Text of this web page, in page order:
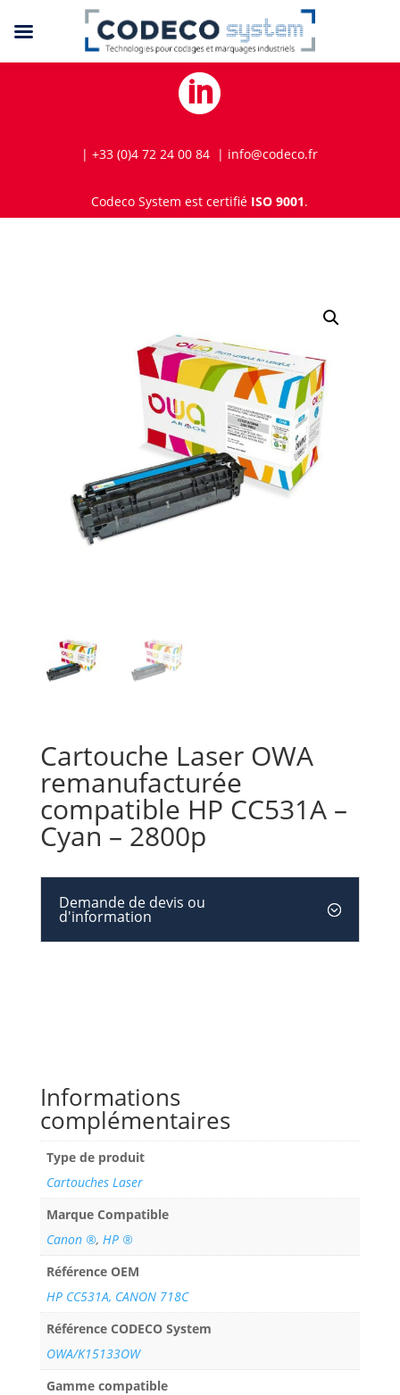

| +33 (0)4 72 24 00 84 | info@codeco.fr
Codeco System est certifié ISO 9001.
Cartouche Laser OWA
remanufacturée
compatible HP CC531A –
Cyan – 2800p
Demande de devis ou
d'information
Informations
complémentaires
Type de produit
Cartouches Laser
Marque Compatible
Canon ®, HP ®
Référence OEM
HP CC531A, CANON 718C
Référence CODECO System
OWA/K15133OW
Gamme compatible